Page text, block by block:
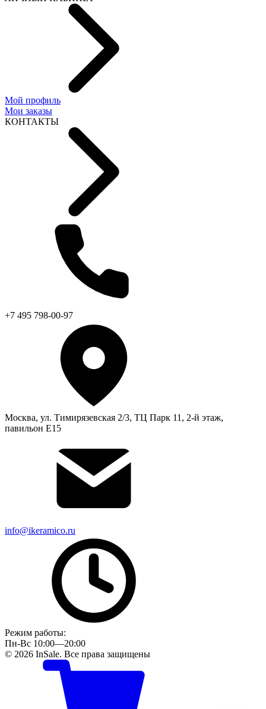
Мой профиль
Мои заказы
КОНТАКТЫ
+7 495 798-00-97
Москва, ул. Тимирязевская 2/3, ТЦ Парк 11, 2-й этаж,
павильон Е15
info@ikeramico.ru
Режим работы:
Пн-Вс 10:00—20:00
© 2026 InSale. Все права защищены